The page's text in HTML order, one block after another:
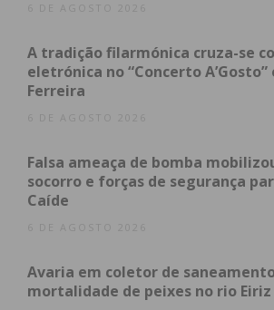
6 DE AGOSTO 2026
A tradição filarmónica cruza-se
eletrónica no “Concerto A’Gosto”
Ferreira
6 DE AGOSTO 2026
Falsa ameaça de bomba
socorro e forças de segurança
Caíde
6 DE AGOSTO 2026
Avaria em coletor de
mortalidade de peixes no rio Eiriz